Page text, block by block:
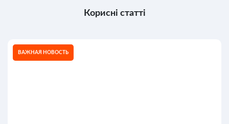
Корисні статті
ВАЖНАЯ НОВОСТЬ